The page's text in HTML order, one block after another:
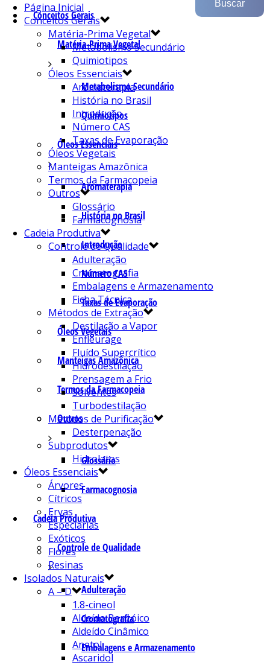
Conceitos Gerais
Matéria-Prima Vegetal
Metabolismo Secundário
Quimiotipos
Óleos Essenciais
Aromaterapia
História no Brasil
Introdução
Número CAS
Taxas de Evaporação
Óleos Vegetais
Manteigas Amazônica
Termos da Farmacopeia
Outros
Glossário
Farmacognosia
Cadeia Produtiva
Controle de Qualidade
Adulteração
Cromatografia
Embalagens e Armazenamento
Página Inicial
Conceitos Gerais
Matéria-Prima Vegetal
Metabolismo Secundário
Quimiotipos
Óleos Essenciais
Aromaterapia
História no Brasil
Introdução
Número CAS
Taxas de Evaporação
Óleos Vegetais
Manteigas Amazônica
Termos da Farmacopeia
Outros
Glossário
Farmacognosia
Cadeia Produtiva
Controle de Qualidade
Adulteração
Cromatografia
Embalagens e Armazenamento
Ficha Técnica
Métodos de Extração
Destilação a Vapor
Enfleurage
Fluído Supercrítico
Hidrodestilação
Prensagem a Frio
Solventes
Turbodestilação
Métodos de Purificação
Desterpenação
Subprodutos
Hidrolatos
Óleos Essenciais
Árvores
Cítricos
Ervas
Especiarias
Exóticos
Flores
Resinas
Isolados Naturais
A – D
1.8-cineol
Aldeído Benzóico
Aldeído Cinâmico
Anetol
Ascaridol